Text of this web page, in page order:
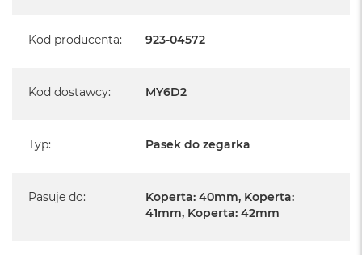
Kod producenta: 923-04572
Kod dostawcy: MY6D2
Typ: Pasek do zegarka
Pasuje do:
Koperta: 40mm, Koperta:
41mm, Koperta: 42mm